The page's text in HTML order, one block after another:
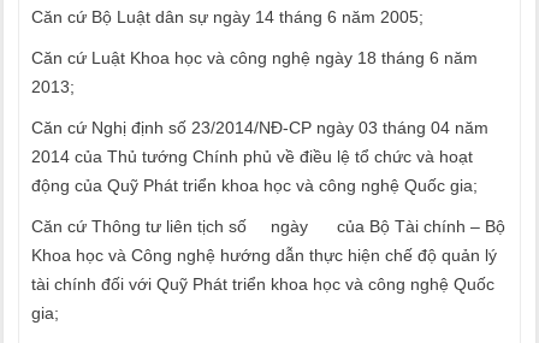
Căn cứ Bộ Luật dân sự ngày 14 tháng 6 năm 2005;
Căn cứ Luật Khoa học và công nghệ ngày 18 tháng 6 năm
2013;
Căn cứ Nghị định số 23/2014/NĐ-CP ngày 03 tháng 04 năm
2014 của Thủ tướng Chính phủ về điều lệ tổ chức và hoạt
động của Quỹ Phát triển khoa học và công nghệ Quốc gia;
Căn cứ Thông tư liên tịch số ngày của Bộ Tài chính – Bộ
Khoa học và Công nghệ hướng dẫn thực hiện chế độ quản lý
tài chính đối với Quỹ Phát triển khoa học và công nghệ Quốc
gia;